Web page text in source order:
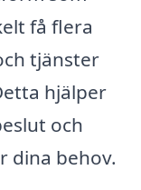
få flera
tjänster
hjälper
och
dina behov.